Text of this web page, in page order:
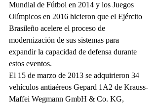
Mundial de Fútbol en 2014 y los Juegos
Olímpicos en 2016 hicieron que el Ejército
Brasileño acelere el proceso de
modernización de sus sistemas para
expandir la capacidad de defensa durante
estos eventos.
El 15 de marzo de 2013 se adquirieron 34
vehículos antiaéreos Gepard 1A2 de Krauss-
Maffei Wegmann GmbH & Co. KG,